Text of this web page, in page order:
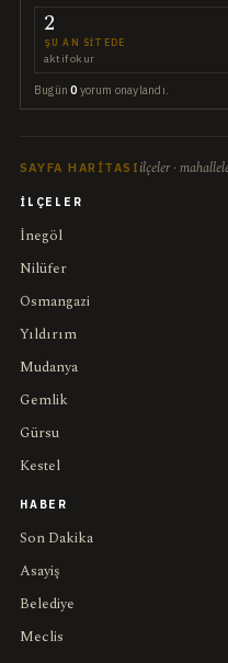
2
ŞU AN SITEDE
aktif okur
Bugün0 yorum onaylandı.
SAYFA HARITASI ilçeler ·
İLÇELER
İnegöl
Nilüfer
Osmangazi
Yıldırım
Mudanya
Gemlik
Gürsu
Kestel
HABER
Son Dakika
Asayiş
Belediye
Meclis